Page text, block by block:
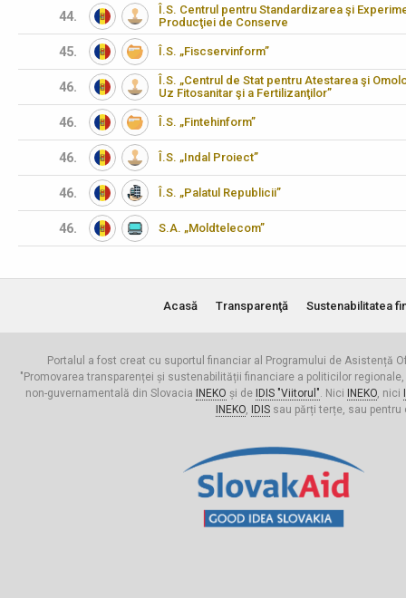
44.
Î.S. Centrul pentru Standardizarea şi
Producţiei de Conserve
45. Î.S. „Fiscservinform”
46.
Î.S. „Centrul de Stat pentru Atestarea şi
Uz Fitosanitar şi a Fertilizanţilor”
46. Î.S. „Fintehinform”
46. Î.S. „Indal Proiect”
46. Î.S. „Palatul Republicii”
46. S.A. „Moldtelecom”
Acasă Transparenţă Sustenabilitatea
Portalul a fost creat cu suportul financiar al Programului de Asistență
"Promovarea transparenței și sustenabilității financiare a politicilor
non-guvernamentală din Slovacia
INEKO și de IDIS "Viitorul". Nici INEKO, nici
INEKO, IDISsau părți terțe, sau pentru